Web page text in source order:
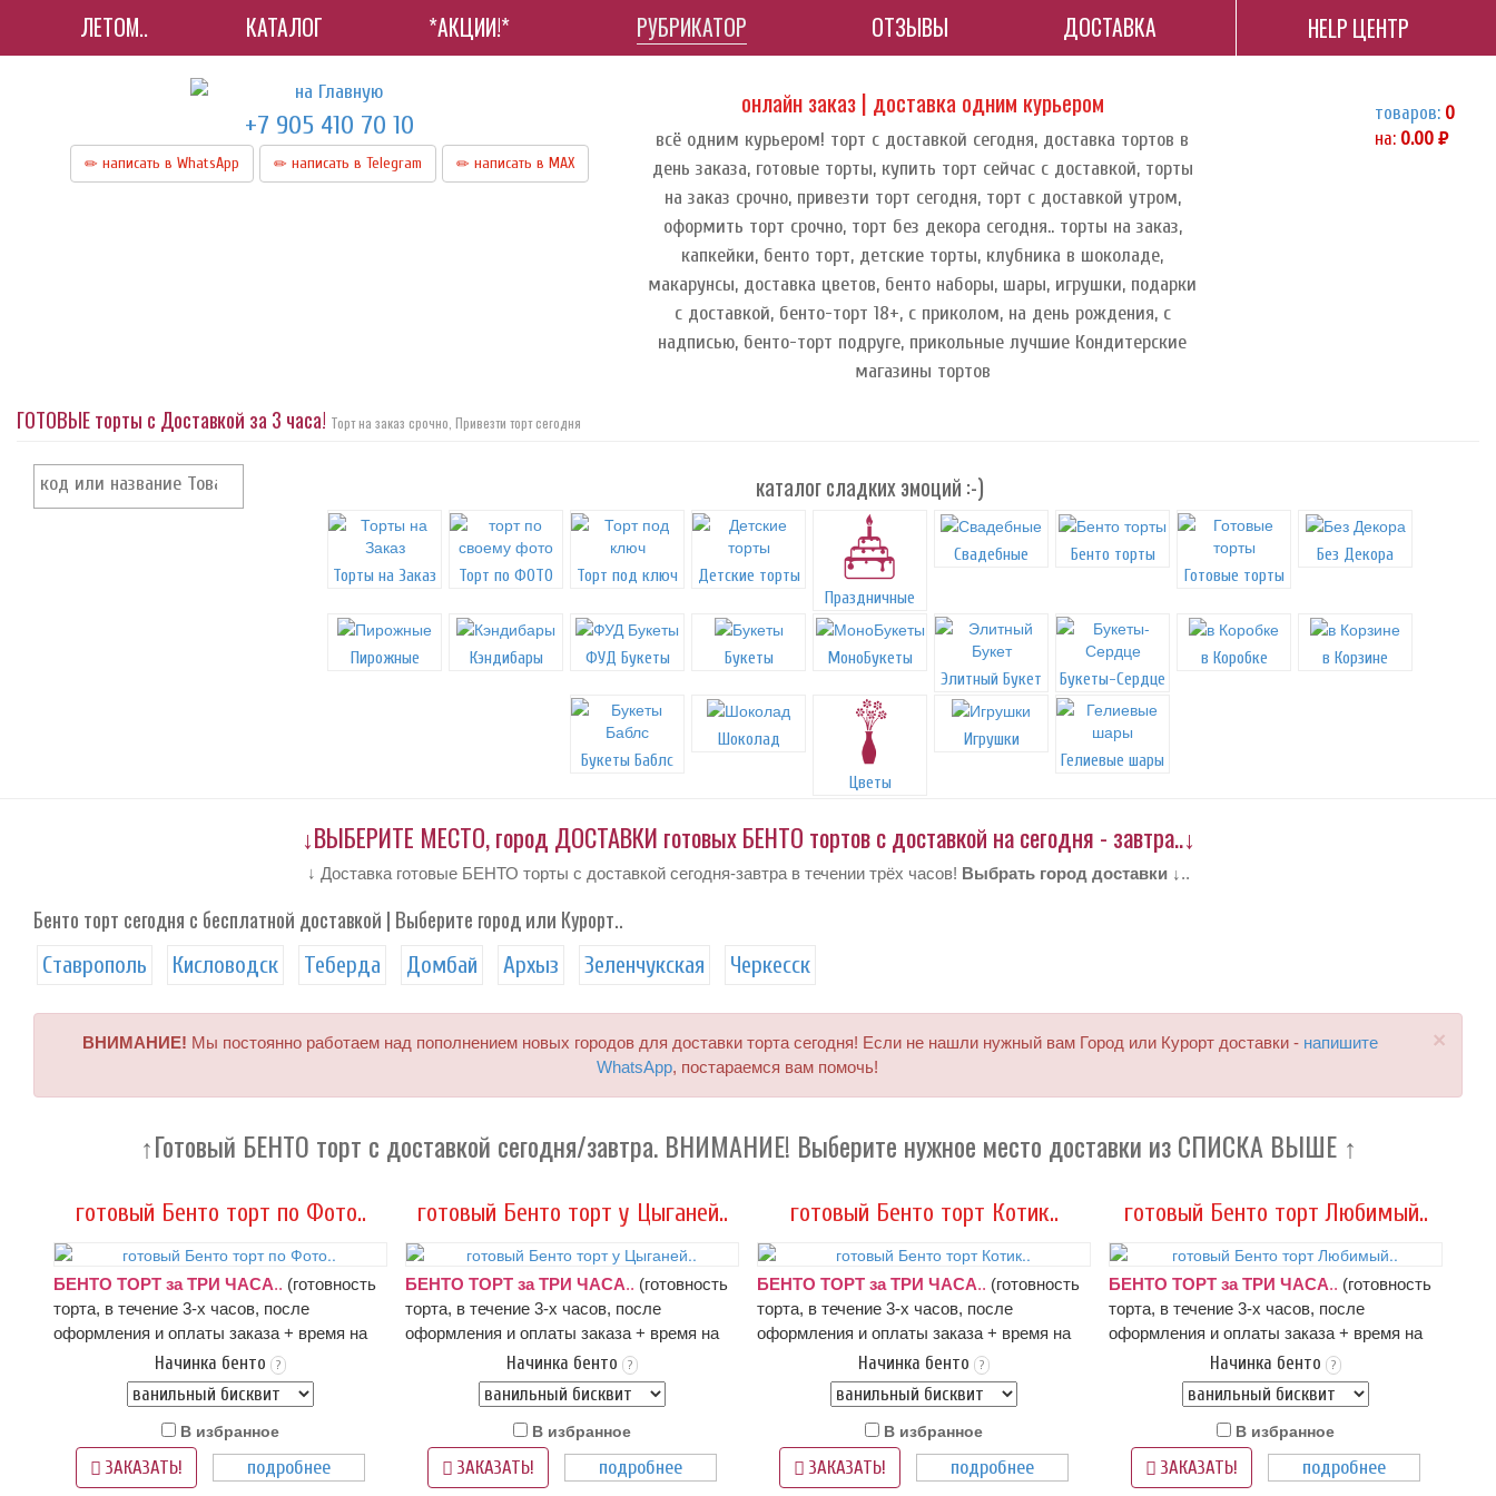
ЛЕТОМ.. КАТАЛОГ *АКЦИИ!* РУБРИКАТОР ОТЗЫВЫ ДОСТАВКА HELP ЦЕНТР
+7 905 410 70 10
написать в WhatsApp написать в Telegram написать в МАХ
онлайн заказ | доставка одним курьером
всё одним курьером! торт с доставкой сегодня, доставка тортов в
день заказа, готовые торты, купить торт сейчас с доставкой, торты
на заказ срочно, привезти торт сегодня, торт с доставкой утром,
оформить торт срочно, торт без декора сегодня.. торты на заказ,
капкейки, бенто торт, детские торты, клубника в шоколаде,
макарунсы, доставка цветов, бенто наборы, шары, игрушки, подарки
с доставкой, бенто-торт 18+, с приколом, на день рождения, с
надписью, бенто-торт подруге, прикольные лучшие Кондитерские
магазины тортов
товаров: 0
на: 0.00 руб.
ГОТОВЫЕ торты с Доставкой за 3 часа! Торт на заказ срочно, Привезти торт сегодня
каталог сладких эмоций :-)
Торты на Заказ Торт по ФОТО Торт под ключ
Детские торты
Праздничные
Свадебные
Бенто торты
Готовые торты
Без Декора
Пирожные Кэндибары ФУД Букеты Букеты
МоноБукеты
Элитный Букет
Букеты-Сердце
в Коробке в Корзине
Букеты Баблс
Шоколад
Цветы
Игрушки
Гелиевые шары
↓ВЫБЕРИТЕ МЕСТО, город ДОСТАВКИ готовых БЕНТО тортов с доставкой на сегодня - завтра..↓
↓ Доставка готовые БЕНТО торты с доставкой сегодня-завтра в течении трёх часов! Выбрать город доставки ↓..
Бенто торт сегодня с бесплатной доставкой | Выберите город или Курорт..
Ставрополь Кисловодск Теберда Домбай Архыз Зеленчукская Черкесск
×
ВНИМАНИЕ! Мы постоянно работаем над пополнением новых городов для доставки торта сегодня! Если не нашли нужный вам Город или Курорт доставки - напишите
WhatsApp, постараемся вам помочь!
↑Готовый БЕНТО торт с доставкой сегодня/завтра. ВНИМАНИЕ! Выберите нужное место доставки из СПИСКА ВЫШЕ ↑
готовый Бенто торт по Фото..
БЕНТО ТОРТ за ТРИ ЧАСА.. (готовность
торта, в течение 3-х часов, после
оформления и оплаты заказа + время на
оформление и оплата заказа:
ПН-СБ с 9 до 17 часов; ВС с 10 до 15
); состав зависит от выбранной
описание начинок - ниже в
карточке товара
Оформление: белый крем чиз, надпись и/
Начинка бенто ?
В избранное
ЗАКАЗАТЬ! подробнее
готовый Бенто торт у Цыганей..
БЕНТО ТОРТ за ТРИ ЧАСА.. (готовность
торта, в течение 3-х часов, после
оформления и оплаты заказа + время на
оформление и оплата заказа:
ПН-СБ с 9 до 17 часов; ВС с 10 до 15
); состав зависит от выбранной
описание начинок - ниже в
карточке товара
Оформление: белый крем чиз, надпись и/
Начинка бенто ?
В избранное
ЗАКАЗАТЬ! подробнее
готовый Бенто торт Котик..
БЕНТО ТОРТ за ТРИ ЧАСА.. (готовность
торта, в течение 3-х часов, после
оформления и оплаты заказа + время на
оформление и оплата заказа:
ПН-СБ с 9 до 17 часов; ВС с 10 до 15
); состав зависит от выбранной
описание начинок - ниже в
карточке товара
Оформление: белый крем чиз, надпись и/
Начинка бенто ?
В избранное
ЗАКАЗАТЬ! подробнее
готовый Бенто торт Любимый..
БЕНТО ТОРТ за ТРИ ЧАСА.. (готовность
торта, в течение 3-х часов, после
оформления и оплаты заказа + время на
оформление и оплата заказа:
ПН-СБ с 9 до 17 часов; ВС с 10 до 15
); состав зависит от выбранной
описание начинок - ниже в
карточке товара
Оформление: белый крем чиз, надпись и/
Начинка бенто ?
В избранное
ЗАКАЗАТЬ! подробнее